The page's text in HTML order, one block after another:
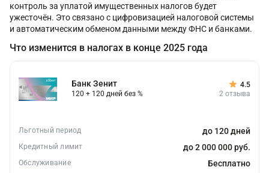
контроль за уплатой имущественных налогов будет
ужесточён. Это связано с цифровизацией налоговой системы
и автоматическим обменом данными между ФНС и банками.
Что изменится в налогах в конце 2025 года
Банк Зенит
120 + 120 дней без %
4.5
2 отзыва
Льготный период до 120 дней
Кредитный лимит до 2 000 000 руб.
Обслуживание Бесплатно